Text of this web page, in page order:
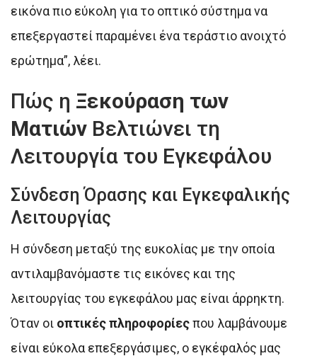
εικόνα πιο εύκολη για το οπτικό σύστημα να
επεξεργαστεί παραμένει ένα τεράστιο ανοιχτό
ερώτημα”, λέει.
Πώς η Ξεκούραση των
Ματιών Βελτιώνει τη
Λειτουργία του Εγκεφάλου
Σύνδεση Όρασης και Εγκεφαλικής
Λειτουργίας
Η σύνδεση μεταξύ της ευκολίας με την οποία
αντιλαμβανόμαστε τις εικόνες και της
λειτουργίας του εγκεφάλου μας είναι άρρηκτη.
Όταν οι οπτικές πληροφορίεςπου λαμβάνουμε
είναι εύκολα επεξεργάσιμες, ο εγκέφαλός μας